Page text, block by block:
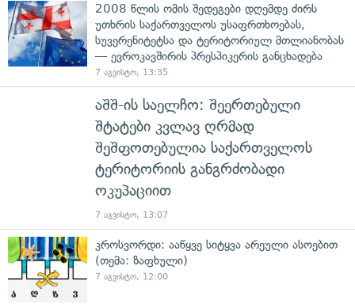
2008 წლის ომის შედეგები დღემდე ძირს
უთხრის საქართველოს უსაფრთხოებას,
სუვერენიტეტსა და ტერიტორიულ მთლიანობას
— ევროკავშირის პრესპიკერის განცხადება
7 აგვისტო, 13:35
აშშ-ის საელჩო: შეერთებული
შტატები კვლავ ღრმად
შეშფოთებულია საქართველოს
ტერიტორიის განგრძობადი
ოკუპაციით
7 აგვისტო, 13:07
კროსვორდი: ააწყვე სიტყვა არეული ასოებით
(თემა: ზაფხული)
7 აგვისტო, 12:00